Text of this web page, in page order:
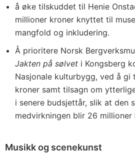
å øke tilskuddet til Henie
millioner kroner knyttet til
mangfold og inkludering.
Å prioritere Norsk
Jakten på sølvet i Kongsberg
Nasjonale kulturbygg, ved å gi
kroner samt tilsagn om
i senere budsjettår, slik at den
medvirkningen blir 26 millioner
Musikk og scenekunst